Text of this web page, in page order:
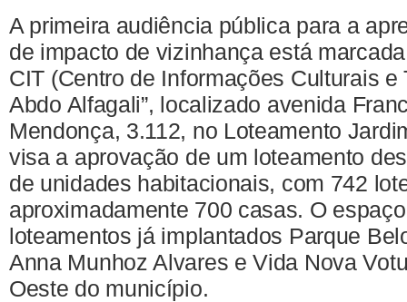
A primeira audiência pública para a
de impacto de vizinhança está
CIT (Centro de Informações Culturais e
Abdo Alfagali”, localizado avenida
Mendonça, 3.112, no Loteamento
visa a aprovação de um loteamento
de unidades habitacionais, com 742
aproximadamente 700 casas. O
loteamentos já implantados Parque
Anna Munhoz Alvares e Vida Nova
Oeste do município.